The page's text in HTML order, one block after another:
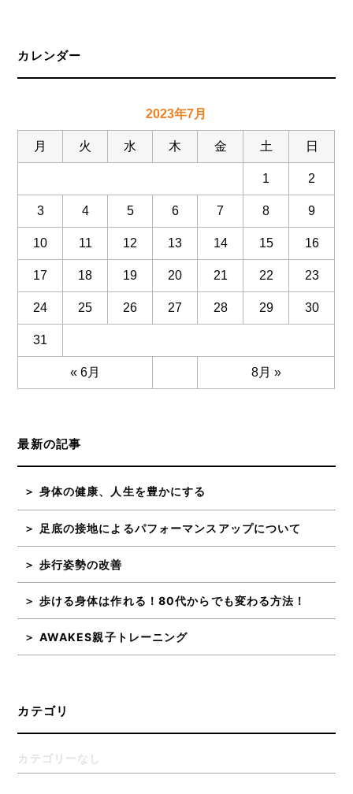
カレンダー
2023年7月
月 火 水 木 金 土 日
« 6月 8月 »
1 2
3 4 5 6 7 8 9
10 11 12 13 14 15 16
17 18 19 20 21 22 23
24 25 26 27 28 29 30
31
最新の記事
身体の健康、人生を豊かにする
足底の接地によるパフォーマンスアップについて
歩行姿勢の改善
歩ける身体は作れる！80代からでも変わる方法！
AWAKES親子トレーニング
カテゴリ
カテゴリーなし